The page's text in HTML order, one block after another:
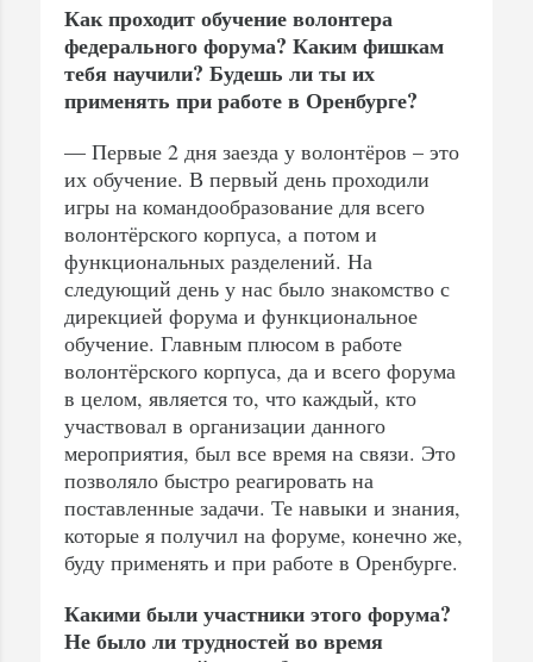
Как проходит обучение волонтера
федерального форума? Каким фишкам
тебя научили? Будешь ли ты их
применять при работе в Оренбурге?
— Первые 2 дня заезда у волонтёров – это
их обучение. В первый день проходили
игры на командообразование для всего
волонтёрского корпуса, а потом и
функциональных разделений. На
следующий день у нас было знакомство с
дирекцией форума и функциональное
обучение. Главным плюсом в работе
волонтёрского корпуса, да и всего форума
в целом, является то, что каждый, кто
участвовал в организации данного
мероприятия, был все время на связи. Это
позволяло быстро реагировать на
поставленные задачи. Те навыки и знания,
которые я получил на форуме, конечно же,
буду применять и при работе в Оренбурге.
Какими были участники этого форума?
Не было ли трудностей во время